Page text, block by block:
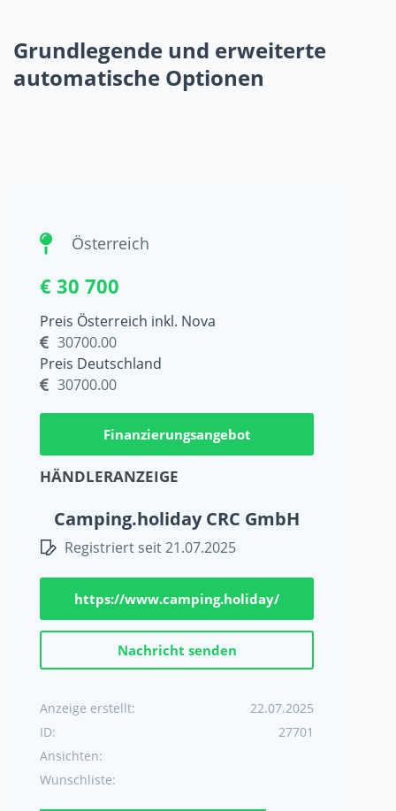
Grundlegende und erweiterte
automatische Optionen
Österreich
€ 30 700
Preis Österreich inkl. Nova
30700.00
Preis Deutschland
30700.00
Finanzierungsangebot
HÄNDLERANZEIGE
Camping.holiday CRC GmbH
Registriert seit 21.07.2025
https://www.camping.holiday/
Nachricht senden
Anzeige erstellt:
22.07.2025
ID:
27701
Ansichten:
Wunschliste: